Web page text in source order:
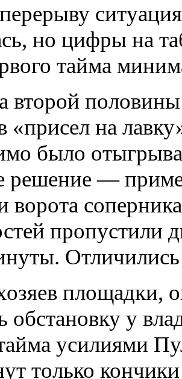
но цифры на
тайма
второй
на
было
решение —
ворота
пропустили
площадки,
обстановку у
усилиями
только